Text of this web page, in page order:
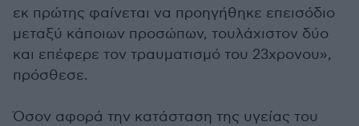
εκ πρώτης φαίνεται να προηγήθηκε επεισόδιο
μεταξύ κάποιων προσώπων, τουλάχιστον δύο
και επέφερε τον τραυματισμό του 23χρονου»,
πρόσθεσε.
Όσον αφορά την κατάσταση της υγείας του